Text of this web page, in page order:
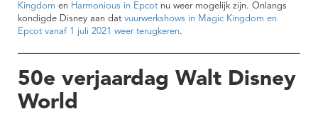
Kingdom en Harmonious in Epcot nu weer mogelijk zijn. Onlangs
kondigde Disney aan dat vuurwerkshows in Magic Kingdom en
Epcot vanaf 1 juli 2021 weer terugkeren.
50e verjaardag Walt Disney
World